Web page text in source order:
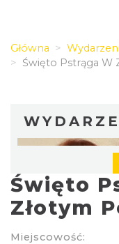
Główna
Święto Pstrąga W
Święto
Złotym
Miejscowość: